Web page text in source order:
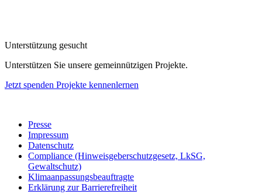
Unterstützung gesucht
Unterstützen Sie unsere gemeinnützigen Projekte.
Jetzt spenden Projekte kennenlernen
Presse
Impressum
Datenschutz
Compliance (Hinweisgeberschutzgesetz, LkSG,
Gewaltschutz)
Klimaanpassungsbeauftragte
Erklärung zur Barrierefreiheit